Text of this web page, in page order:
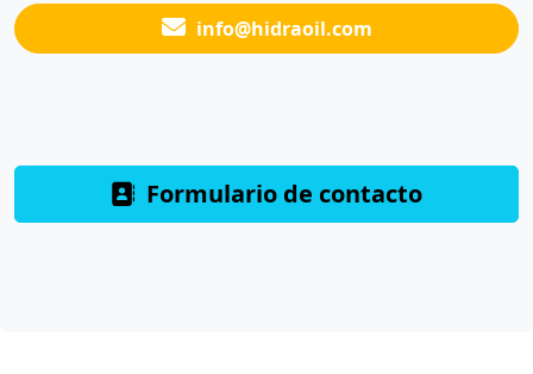
info@hidraoil.com
Formulario de contacto